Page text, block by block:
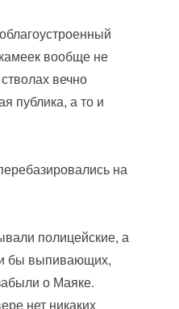
вообще не
вечно
публика, а то и
на
полицейские, а
бы выпивающих,
о Маяке.
нет никаких